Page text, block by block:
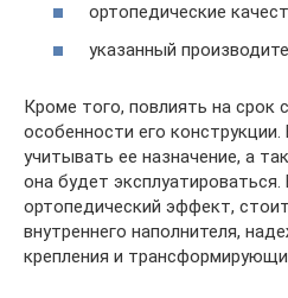
ортопедические
указанный
Кроме того, повлиять на срок
особенности его
учитывать ее назначение, а
она будет
ортопедический эффект,
внутреннего наполнителя,
крепления и